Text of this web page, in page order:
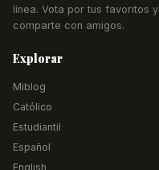
línea. Vota por tus favoritos y
comparte con amigos.
Explorar
Miblog
Católico
Estudiantil
Español
English